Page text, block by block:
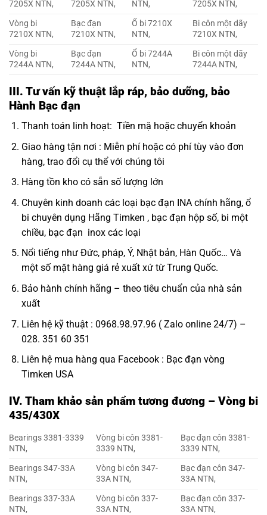
7205X NTN, 7205X NTN, NTN,
7205X NTN,
Vòng bi
7210X NTN,
Bạc đạn
7210X NTN,
Ổ bi 7210X
NTN,
Bi côn một dãy
7210X NTN,
Vòng bi
7244A NTN,
Bạc đạn
7244A NTN,
Ổ bi 7244A
NTN,
Bi côn một dãy
7244A NTN,
III. Tư vấn kỹ thuật lắp ráp, bảo dưỡng, bảo
Hành Bạc đạn
Thanh toán linh hoạt: Tiền mặ hoặc chuyển khoản
Giao hàng tận nơi : Miễn phí hoặc có phí tùy vào đơn
hàng, trao đổi cụ thể với chúng tôi
Hàng tồn kho có sẵn số lượng lớn
Chuyên kinh doanh các loại bạc đạn INA chính hãng, ổ
bi chuyên dụng Hãng Timken , bạc đạn hộp số, bi một
chiều, bạc đạn inox các loại
Nổi tiếng như Đức, pháp, Ý, Nhật bản, Hàn Quốc… Và
một số mặt hàng giá rẻ xuất xứ từ Trung Quốc.
Bảo hành chính hãng – theo tiêu chuẩn của nhà sản
xuất
Liên hệ kỹ thuật : 0968.98.97.96 ( Zalo online 24/7) –
028. 351 60 351
Liên hệ mua hàng qua Facebook : Bạc đạn vòng
Timken USA
IV. Tham khảo sản phẩm tương đương – Vòng bi
435/430X
Bearings 3381-3339
NTN,
Vòng bi côn 3381-
3339 NTN,
Bạc đạn côn 3381-
3339 NTN,
Bearings 347-33A
NTN,
Vòng bi côn 347-
33A NTN,
Bạc đạn côn 347-
33A NTN,
Bearings 337-33A
NTN,
Vòng bi côn 337-
33A NTN,
Bạc đạn côn 337-
33A NTN,